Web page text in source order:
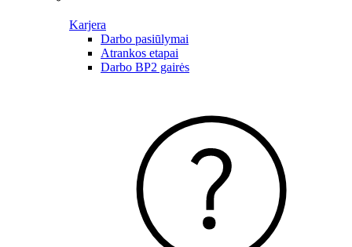
Karjera
Darbo pasiūlymai
Atrankos etapai
Darbo BP2 gairės